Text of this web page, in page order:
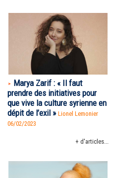
Marya Zarif : « Il faut
prendre des initiatives pour
que vive la culture syrienne en
dépit de l’exil » Lionel Lemonier
06/02/2023
+ d'articles...